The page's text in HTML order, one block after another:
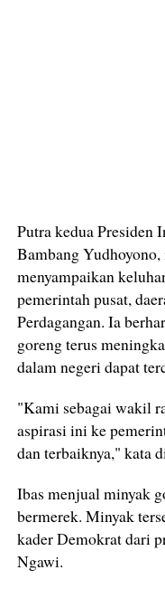
Putra kedua Presiden
Bambang
menyampaikan
pemerintah pusat,
Perdagangan. Ia
goreng terus
dalam negeri dapat
"Kami sebagai wakil
aspirasi ini ke
dan terbaiknya," kata
Ibas menjual minyak
bermerek. Minyak
kader Demokrat dari
Ngawi.